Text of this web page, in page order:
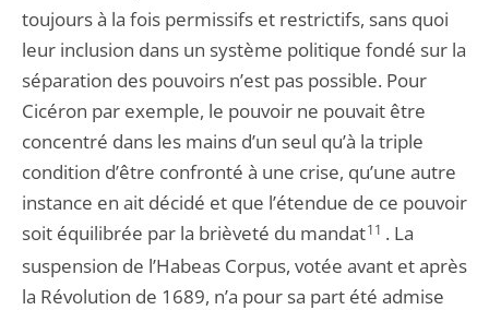
toujours à la fois permissifs et restrictifs, sans quoi
leur inclusion dans un système politique fondé sur la
séparation des pouvoirs n’est pas possible. Pour
Cicéron par exemple, le pouvoir ne pouvait être
concentré dans les mains d’un seul qu’à la triple
condition d’être confronté à une crise, qu’une autre
instance en ait décidé et que l’étendue de ce pouvoir
soit équilibrée par la brièveté du mandat11 . La
suspension de l’Habeas Corpus, votée avant et après
la Révolution de 1689, n’a pour sa part été admise